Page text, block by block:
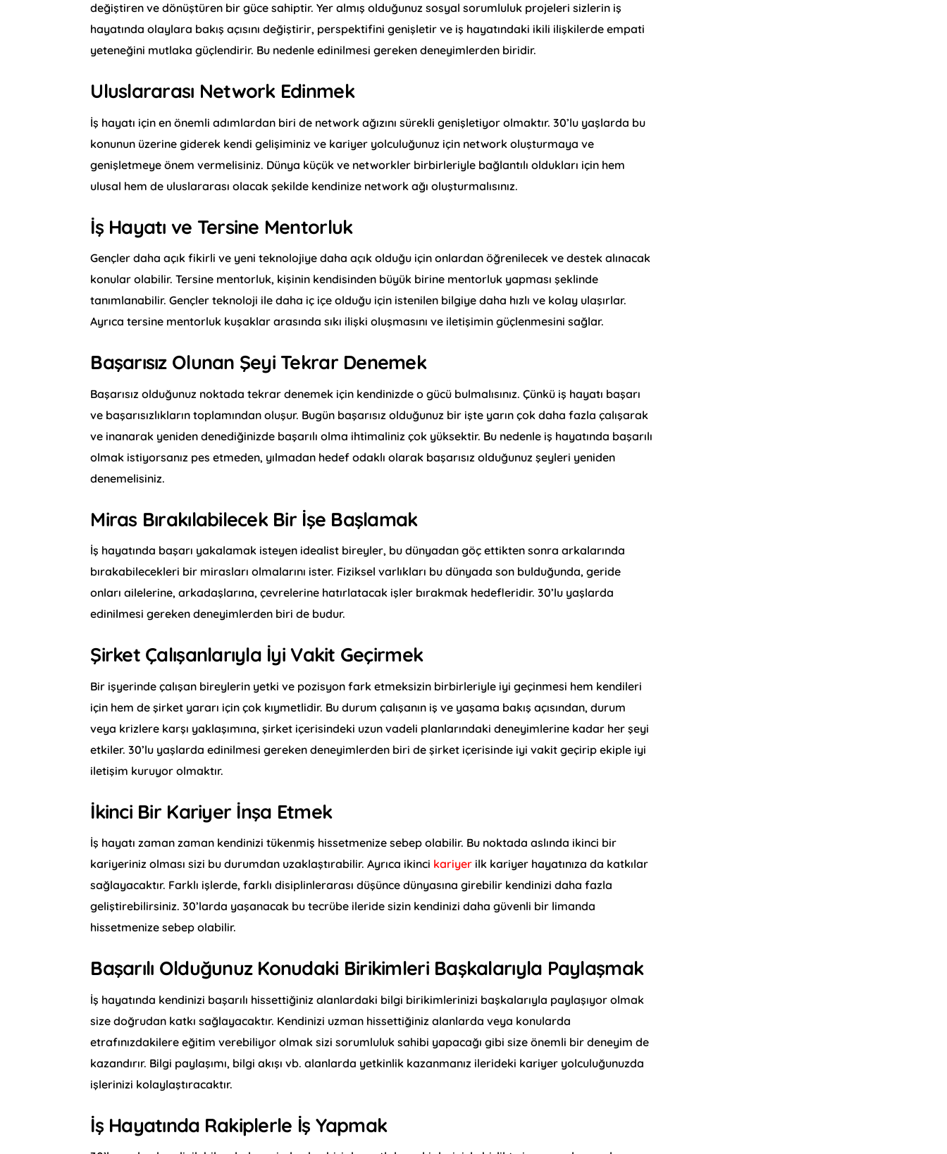
değiştiren ve dönüştüren bir güce sahiptir. Yer almış olduğunuz sosyal sorumluluk projeleri sizlerin iş
hayatında olaylara bakış açısını değiştirir, perspektifini genişletir ve iş hayatındaki ikili ilişkilerde empati
yeteneğini mutlaka güçlendirir. Bu nedenle edinilmesi gereken deneyimlerden biridir.
Uluslararası Network Edinmek
İş hayatı için en önemli adımlardan biri de network ağızını sürekli genişletiyor olmaktır. 30’lu yaşlarda bu
konunun üzerine giderek kendi gelişiminiz ve kariyer yolculuğunuz için network oluşturmaya ve
genişletmeye önem vermelisiniz. Dünya küçük ve networkler birbirleriyle bağlantılı oldukları için hem
ulusal hem de uluslararası olacak şekilde kendinize network ağı oluşturmalısınız.
İş Hayatı ve Tersine Mentorluk
Gençler daha açık fikirli ve yeni teknolojiye daha açık olduğu için onlardan öğrenilecek ve destek alınacak
konular olabilir. Tersine mentorluk, kişinin kendisinden büyük birine mentorluk yapması şeklinde
tanımlanabilir. Gençler teknoloji ile daha iç içe olduğu için istenilen bilgiye daha hızlı ve kolay ulaşırlar.
Ayrıca tersine mentorluk kuşaklar arasında sıkı ilişki oluşmasını ve iletişimin güçlenmesini sağlar.
Başarısız Olunan Şeyi Tekrar Denemek
Başarısız olduğunuz noktada tekrar denemek için kendinizde o gücü bulmalısınız. Çünkü iş hayatı başarı
ve başarısızlıkların toplamından oluşur. Bugün başarısız olduğunuz bir işte yarın çok daha fazla çalışarak
ve inanarak yeniden denediğinizde başarılı olma ihtimaliniz çok yüksektir. Bu nedenle iş hayatında başarılı
olmak istiyorsanız pes etmeden, yılmadan hedef odaklı olarak başarısız olduğunuz şeyleri yeniden
denemelisiniz.
Miras Bırakılabilecek Bir İşe Başlamak
İş hayatında başarı yakalamak isteyen idealist bireyler, bu dünyadan göç ettikten sonra arkalarında
bırakabilecekleri bir mirasları olmalarını ister. Fiziksel varlıkları bu dünyada son bulduğunda, geride
onları ailelerine, arkadaşlarına, çevrelerine hatırlatacak işler bırakmak hedefleridir. 30’lu yaşlarda
edinilmesi gereken deneyimlerden biri de budur.
Şirket Çalışanlarıyla İyi Vakit Geçirmek
Bir işyerinde çalışan bireylerin yetki ve pozisyon fark etmeksizin birbirleriyle iyi geçinmesi hem kendileri
için hem de şirket yararı için çok kıymetlidir. Bu durum çalışanın iş ve yaşama bakış açısından, durum
veya krizlere karşı yaklaşımına, şirket içerisindeki uzun vadeli planlarındaki deneyimlerine kadar her şeyi
etkiler. 30’lu yaşlarda edinilmesi gereken deneyimlerden biri de şirket içerisinde iyi vakit geçirip ekiple iyi
iletişim kuruyor olmaktır.
İkinci Bir Kariyer İnşa Etmek
İş hayatı zaman zaman kendinizi tükenmiş hissetmenize sebep olabilir. Bu noktada aslında ikinci bir
kariyeriniz olması sizi bu durumdan uzaklaştırabilir. Ayrıca ikinci kariyer ilk kariyer hayatınıza da katkılar
sağlayacaktır. Farklı işlerde, farklı disiplinlerarası düşünce dünyasına girebilir kendinizi daha fazla
geliştirebilirsiniz. 30’larda yaşanacak bu tecrübe ileride sizin kendinizi daha güvenli bir limanda
hissetmenize sebep olabilir.
Başarılı Olduğunuz Konudaki Birikimleri Başkalarıyla Paylaşmak
İş hayatında kendinizi başarılı hissettiğiniz alanlardaki bilgi birikimlerinizi başkalarıyla paylaşıyor olmak
size doğrudan katkı sağlayacaktır. Kendinizi uzman hissettiğiniz alanlarda veya konularda
etrafınızdakilere eğitim verebiliyor olmak sizi sorumluluk sahibi yapacağı gibi size önemli bir deneyim de
kazandırır. Bilgi paylaşımı, bilgi akışı vb. alanlarda yetkinlik kazanmanız ilerideki kariyer yolculuğunuzda
işlerinizi kolaylaştıracaktır.
İş Hayatında Rakiplerle İş Yapmak